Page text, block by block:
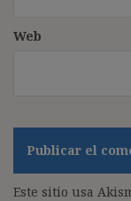
Web
Este sitio usa